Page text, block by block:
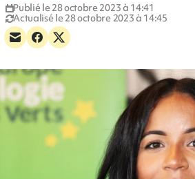
Publié le 28 octobre 2023 à 14:41
Actualisé le 28 octobre 2023 à 14:45